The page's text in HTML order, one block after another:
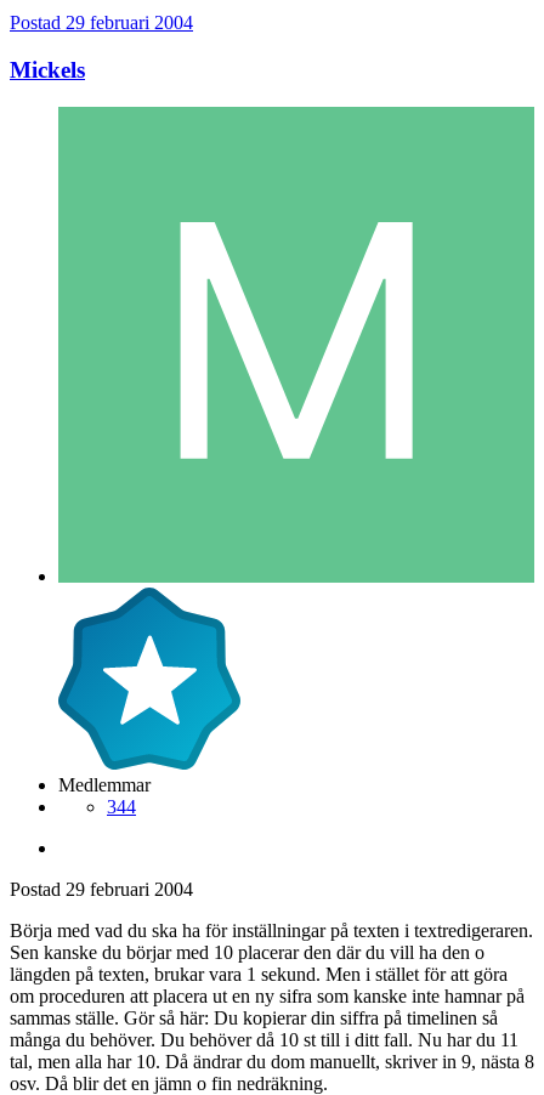
Postad 29 februari 2004
Mickels
Medlemmar
344
Postad 29 februari 2004
Börja med vad du ska ha för inställningar på texten i textredigeraren.
Sen kanske du börjar med 10 placerar den där du vill ha den o
längden på texten, brukar vara 1 sekund. Men i stället för att göra
om proceduren att placera ut en ny sifra som kanske inte hamnar på
sammas ställe. Gör så här: Du kopierar din siffra på timelinen så
många du behöver. Du behöver då 10 st till i ditt fall. Nu har du 11
tal, men alla har 10. Då ändrar du dom manuellt, skriver in 9, nästa 8
osv. Då blir det en jämn o fin nedräkning.